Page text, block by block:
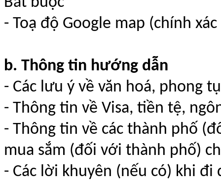
- Toạ độ Google map (chính
b. Thông tin hướng dẫn
- Các lưu ý về văn hoá, phong
- Thông tin về Visa, tiền tệ,
- Thông tin về các thành phố
mua sắm (đối với thành phố)
- Các lời khuyên (nếu có) khi đi